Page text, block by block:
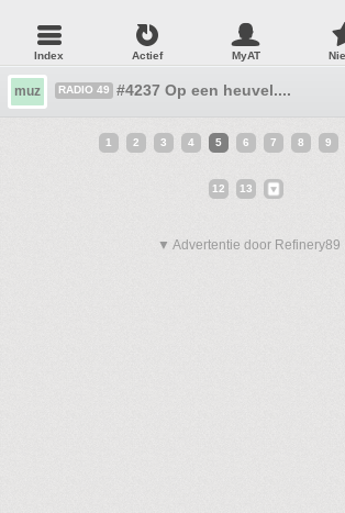
Index Actief MyAT
muz RADIO 49 #4237 Op een heuvel....
1 2 3 4 5 6 7 8 9
12 13
▼ Advertentie door Refinery89